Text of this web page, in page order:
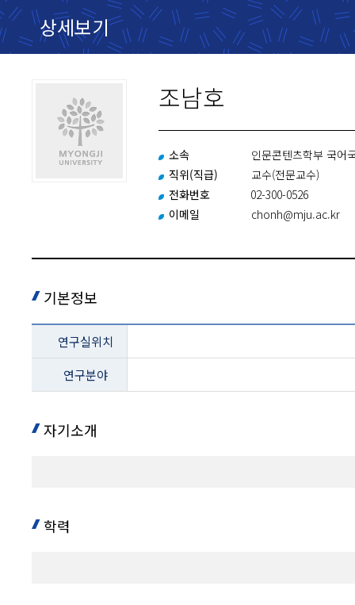
상세보기
조남호
소속
인문콘텐츠학부 국어
직위(직급)
교수(전문교수)
전화번호
02-300-0526
이메일
chonh@mju.ac.kr
기본정보
-
학위,
사무실위치,
연구실위치
연구분야
자기소개
학력